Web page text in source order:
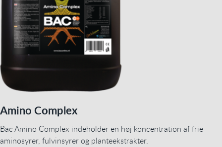
Amino Complex
Bac Amino Complex indeholder en høj koncentration af frie
aminosyrer, fulvinsyrer og planteekstrakter.